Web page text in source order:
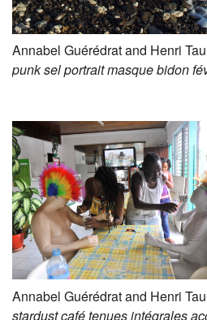
Annabel Guérédrat and Henri
punk sel portrait masque bidon
Annabel Guérédrat and Henri
stardust café tenues intégrales